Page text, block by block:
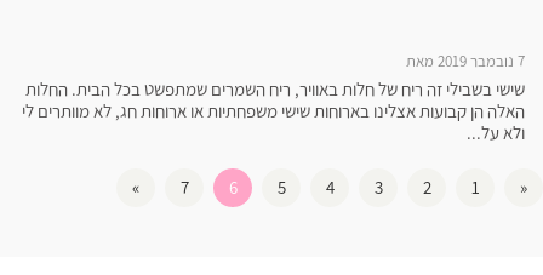
7 נובמבר 2019 מאת
שישי בשבילי זה ריח של חלות באוויר, ריח השמרים שמתפשט בכל הבית. החלות
האלה הן קבועות אצלינו בארוחות שישי משפחתיות או ארוחות חג, לא מוותרים לי
ולא על...
«
1
2
3
4
5
6
7
»